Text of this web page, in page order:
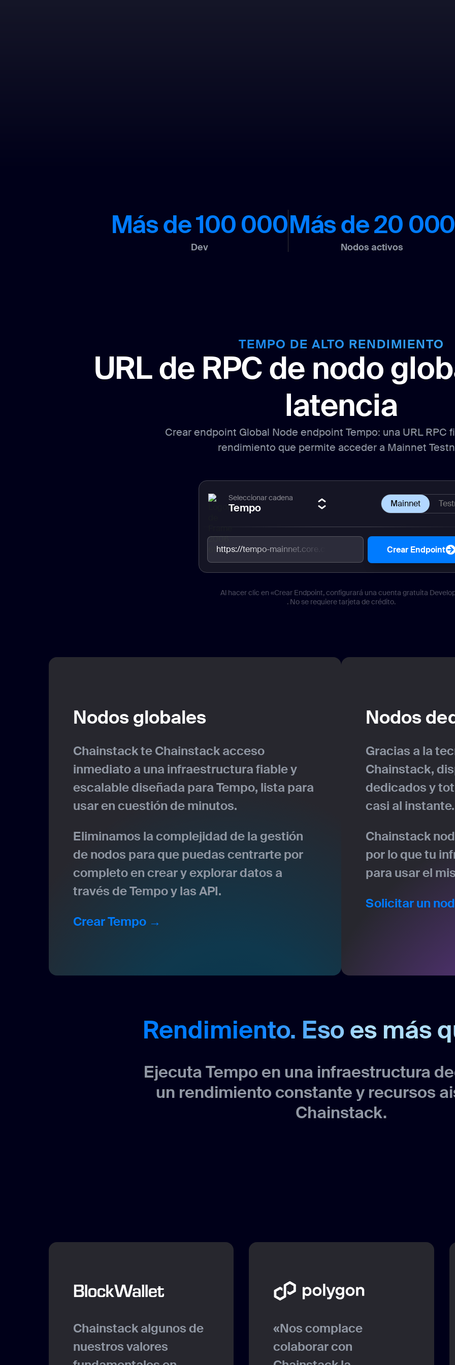
Más de 100 000
Dev
Más de 20 000
Nodos activos
TEMPO DE ALTO RENDIMIENTO
URL de RPC de nodo
latencia
Crear endpoint Global Node endpoint Tempo: una URL RPC
rendimiento que permite acceder a Mainnet
Seleccionar cadena
Tempo Mainnet
https://tempo-mainnet.core.chainstack.com/ Crear Endpoint
Al hacer clic en «Crear Endpoint, configurará una cuenta gratuita
. No se requiere tarjeta de crédito.
Nodos globales
Chainstack te Chainstack acceso
inmediato a una infraestructura fiable y
escalable diseñada para Tempo, lista para
usar en cuestión de minutos.
Eliminamos la complejidad de la gestión
de nodos para que puedas centrarte por
completo en crear y explorar datos a
través de Tempo y las API.
Crear Tempo →
Nodos
Gracias a la
Chainstack,
dedicados y
casi al instante.
Chainstack
por lo que tu
para usar el
Solicitar un
Rendimiento. Eso es más
Ejecuta Tempo en una infraestructura
un rendimiento constante y recursos
Chainstack.
Chainstack algunos de
nuestros valores
«Nos complace
colaborar con